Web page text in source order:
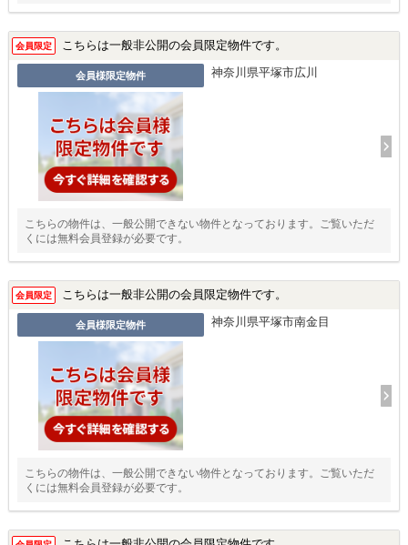
会員限定 こちらは一般非公開の会員限定物件です。
会員様限定物件 神奈川県平塚市広川
こちらの物件は、一般公開できない物件となっております。ご覧いただ
くには無料会員登録が必要です。
会員限定 こちらは一般非公開の会員限定物件です。
会員様限定物件 神奈川県平塚市南金目
こちらの物件は、一般公開できない物件となっております。ご覧いただ
くには無料会員登録が必要です。